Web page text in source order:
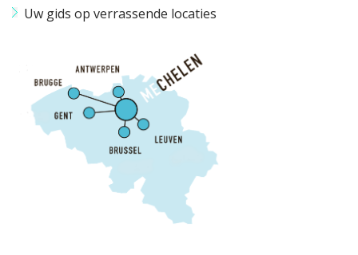
Uw gids op verrassende locaties